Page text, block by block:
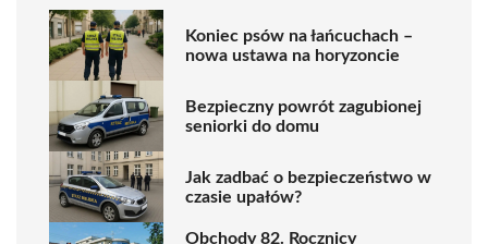
Koniec psów na łańcuchach –
nowa ustawa na horyzoncie
Bezpieczny powrót zagubionej
seniorki do domu
Jak zadbać o bezpieczeństwo w
czasie upałów?
Obchody 82. Rocznicy